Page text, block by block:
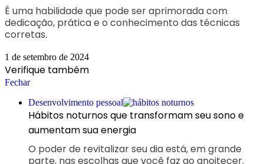
É uma habilidade que pode ser aprimorada com
dedicação, prática e o conhecimento das técnicas
corretas.
1 de setembro de 2024
Verifique também
Fechar
Desenvolvimento pessoal
Hábitos noturnos que transformam seu sono e
aumentam sua energia
O poder de revitalizar seu dia está, em grande
parte, nas escolhas que você faz ao anoitecer.